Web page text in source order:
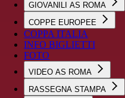
GIOVANILI AS ROMA
COPPE EUROPEE
COPPA ITALIA
INFO BIGLIETTI
FOTO
VIDEO AS ROMA
RASSEGNA STAMPA